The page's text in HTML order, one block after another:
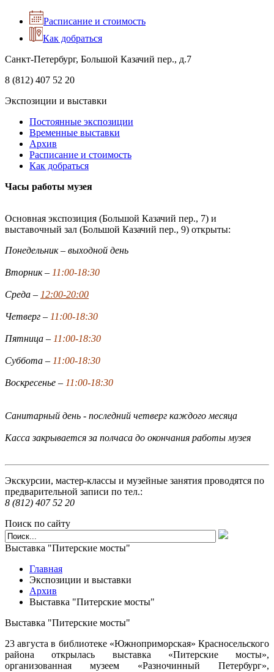
Расписание и стоимость
Как добраться
Санкт-Петербург, Большой Казачий пер., д.7
8 (812) 407 52 20
Экспозиции и выставки
Постоянные экспозиции
Временные выставки
Архив
Расписание и стоимость
Как добраться
Часы работы музея
Основная экспозиция (Большой Казачий пер., 7) и
выставочный зал (Большой Казачий пер., 9) открыты:
Понедельник – выходной день
Вторник – 11:00-18:30
Среда – 12:00-20:00
Четверг – 11:00-18:30
Пятница – 11:00-18:30
Суббота – 11:00-18:30
Воскресенье – 11:00-18:30
Санитарный день - последний четверг каждого месяца
Касса закрывается за полчаса до окончания работы музея
Экскурсии, мастер-классы и музейные занятия проводятся по
предварительной записи по тел.:
8 (812) 407 52 20
Поиск по сайту
Выставка "Питерские мосты"
Главная
Экспозиции и выставки
Архив
Выставка "Питерские мосты"
Выставка "Питерские мосты"
23 августа в библиотеке «Южноприморская» Красносельского
района открылась выставка «Питерские мосты»,
организованная музеем «Разночинный Петербург»,